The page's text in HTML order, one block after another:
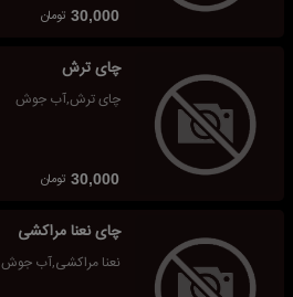
30,000 تومان
چای ترش
چای ترش,آب جوش
30,000 تومان
چای نعنا مراکشی
نعنا مراکشی,آب جوش